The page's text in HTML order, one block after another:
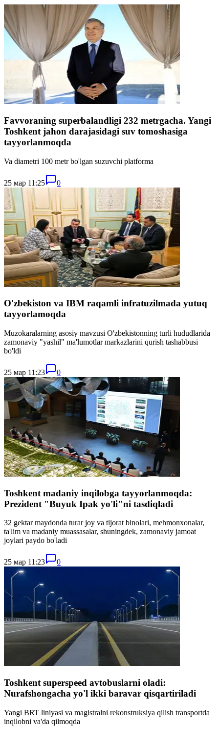
Favvoraning superbalandligi 232 metrgacha. Yangi
Toshkent jahon darajasidagi suv tomoshasiga
tayyorlanmoqda
Va diametri 100 metr bo'lgan suzuvchi platforma
25 мар 11:25 0
O'zbekiston va IBM raqamli infratuzilmada yutuq
tayyorlamoqda
Muzokaralarning asosiy mavzusi O'zbekistonning turli hududlarida
zamonaviy "yashil" ma'lumotlar markazlarini qurish tashabbusi
bo'ldi
25 мар 11:23 0
Toshkent madaniy inqilobga tayyorlanmoqda:
Prezident "Buyuk Ipak yo'li"ni tasdiqladi
32 gektar maydonda turar joy va tijorat binolari, mehmonxonalar,
ta'lim va madaniy muassasalar, shuningdek, zamonaviy jamoat
joylari paydo bo'ladi
25 мар 11:23 0
Toshkent superspeed avtobuslarni oladi:
Nurafshongacha yo'l ikki baravar qisqartiriladi
Yangi BRT liniyasi va magistralni rekonstruksiya qilish transportda
inqilobni va'da qilmoqda